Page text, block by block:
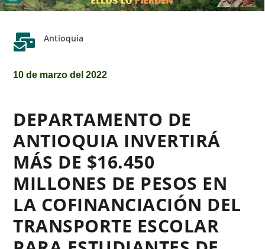
 Antioquia
10 de marzo del 2022
DEPARTAMENTO DE
ANTIOQUIA INVERTIRÁ
MÁS DE $16.450
MILLONES DE PESOS EN
LA COFINANCIACIÓN DEL
TRANSPORTE ESCOLAR